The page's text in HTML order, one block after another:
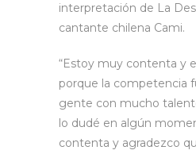
interpretación de La
cantante chilena Cami.
“Estoy muy contenta y
porque la competencia
gente con mucho
lo dudé en algún
contenta y agradezco